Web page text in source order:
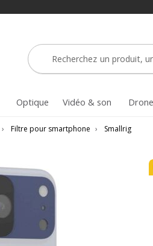
Optique Vidéo & son Drone
› Filtre pour smartphone › Smallrig